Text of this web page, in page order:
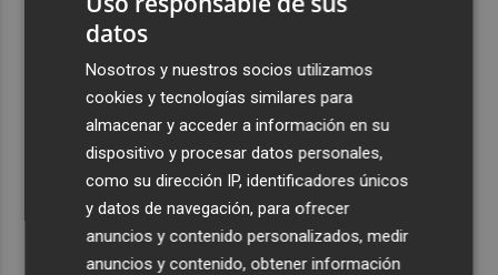
datos
Nosotros y nuestros socios utilizamos
cookies y tecnologías similares para
almacenar y acceder a información en su
dispositivo y procesar datos personales,
como su dirección IP, identificadores únicos
y datos de navegación, para ofrecer
anuncios y contenido personalizados, medir
anuncios y contenido, obtener información